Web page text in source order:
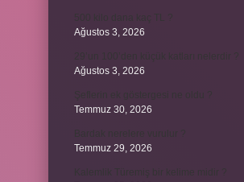
Ağustos 3, 2026
Ağustos 3, 2026
Temmuz 30, 2026
Temmuz 29, 2026